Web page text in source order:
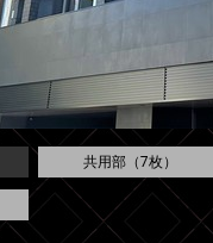
共用部（7枚）